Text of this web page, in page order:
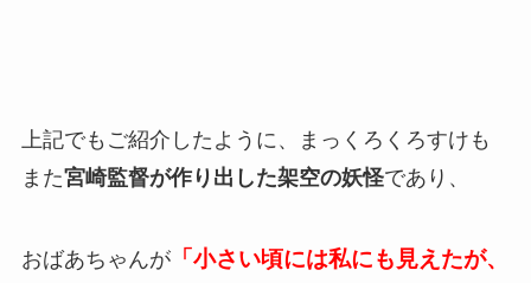
上記でもご紹介したように、まっくろくろすけも
また宮崎監督が作り出した架空の妖怪であり、
おばあちゃんが「小さい頃には私にも見えたが、